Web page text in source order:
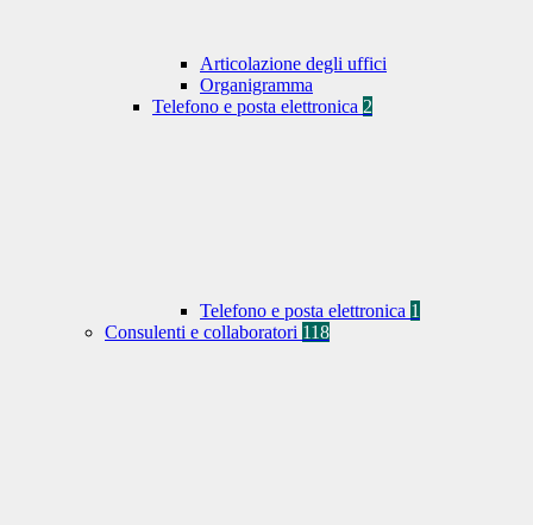
Articolazione degli uffici
Organigramma
Telefono e posta elettronica 2
Telefono e posta elettronica 1
Consulenti e collaboratori 118